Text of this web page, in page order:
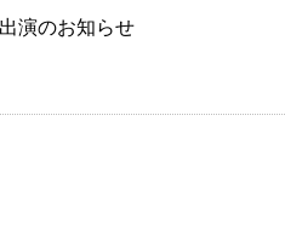
演のお知らせ